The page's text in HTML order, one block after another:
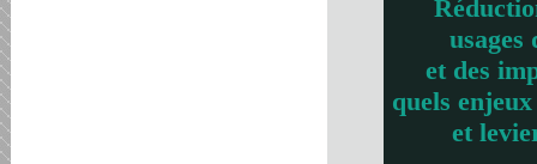
usages
et des
quels
et